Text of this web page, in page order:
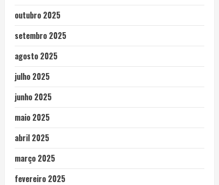
outubro 2025
setembro 2025
agosto 2025
julho 2025
junho 2025
maio 2025
abril 2025
março 2025
fevereiro 2025